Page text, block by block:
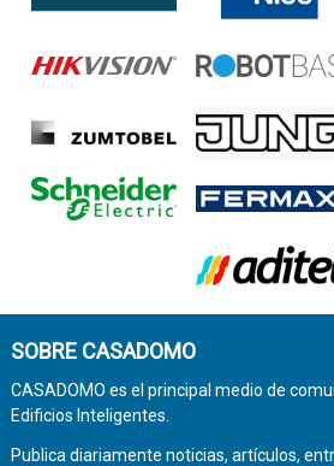
SOBRE CASADOMO
CASADOMO es el principal medio de
Edificios Inteligentes.
Publica diariamente noticias, artículos,